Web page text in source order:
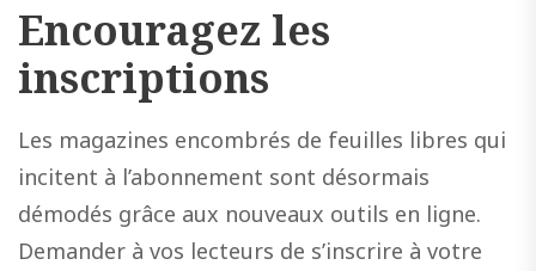
Encouragez les
inscriptions
Les magazines encombrés de feuilles libres qui
incitent à l’abonnement sont désormais
démodés grâce aux nouveaux outils en ligne.
Demander à vos lecteurs de s’inscrire à votre